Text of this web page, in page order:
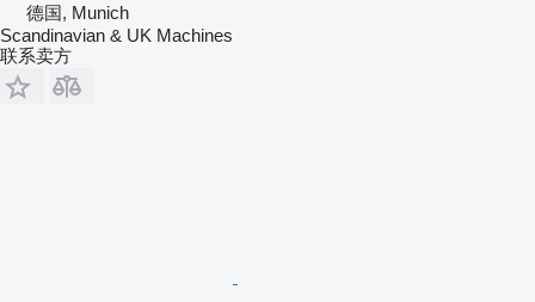
德国, Munich
Scandinavian & UK Machines
联系卖方